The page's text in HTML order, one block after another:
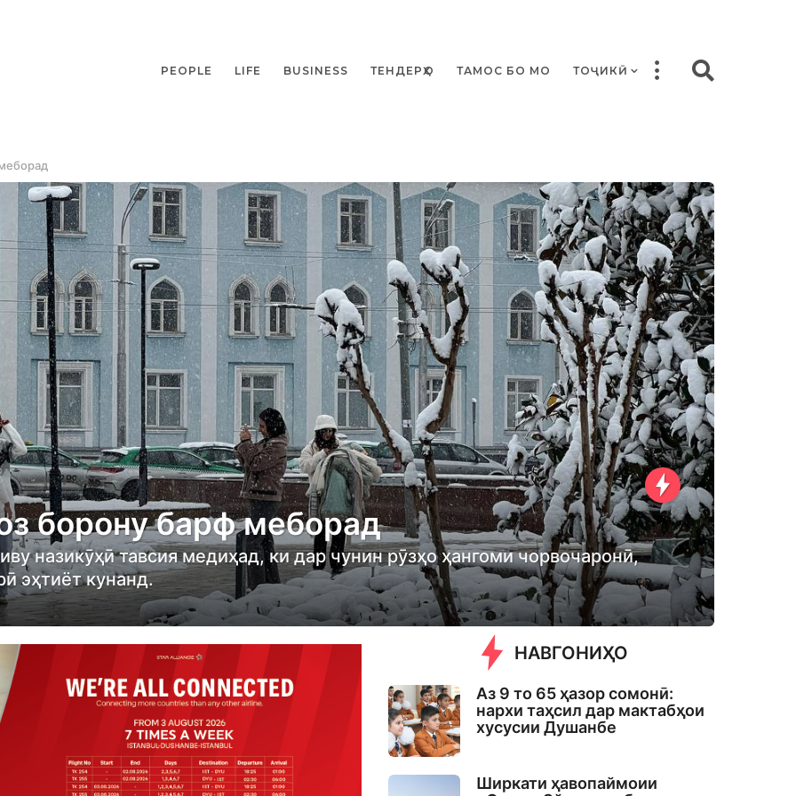
PEOPLE LIFE BUSINESS ТЕНДЕРҲО ТАМОС БО МО ТОҶИКӢ
борону барф меборад
назикӯҳӣ тавсия медиҳад, ки дар чунин рӯзҳо ҳангоми чорвочаронӣ,
эҳтиёт кунанд.
НАВГОНИҲО
Аз 9 то 65 ҳазор сомонӣ:
нархи таҳсил дар мактабҳои
хусусии Душанбе
Ширкати ҳавопаймоии